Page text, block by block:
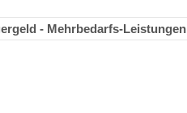
- Mehrbedarfs-Leistungen